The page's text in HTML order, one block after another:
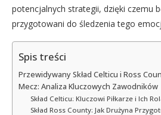
potencjalnych strategii, dzięki czemu
przygotowani do śledzenia tego
Spis treści
Przewidywany Skład Celticu i Ross
Mecz: Analiza Kluczowych Zawodników
Skład Celticu: Kluczowi Piłkarze i Ich
Skład Ross County: Jak Drużyna